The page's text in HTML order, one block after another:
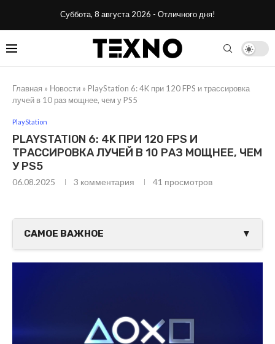
Суббота, 8 августа 2026 - Отличного дня!
Главная » Новости » PlayStation 6: 4K при 120 FPS и трассировка
лучей в 10 раз мощнее, чем у PS5
PlayStation
PLAYSTATION 6: 4K ПРИ 120 FPS И
ТРАССИРОВКА ЛУЧЕЙ В 10 РАЗ МОЩНЕЕ, ЧЕМ
У PS5
06.08.2025 3 комментария 41 просмотров
САМОЕ ВАЖНОЕ ▼